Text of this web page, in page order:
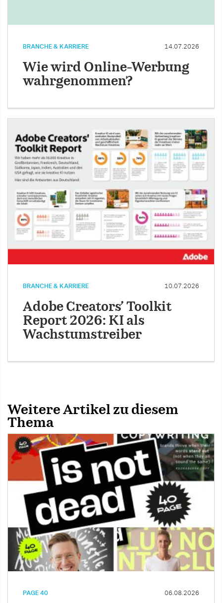
BRANCHE & KARRIERE 14.07.2026
Wie wird Online-Werbung
wahrgenommen?
BRANCHE & KARRIERE 10.07.2026
Adobe Creators’ Toolkit
Report 2026: KI als
Wachstumstreiber
Weitere Artikel zu diesem
Thema
PAGE 40 06.08.2026